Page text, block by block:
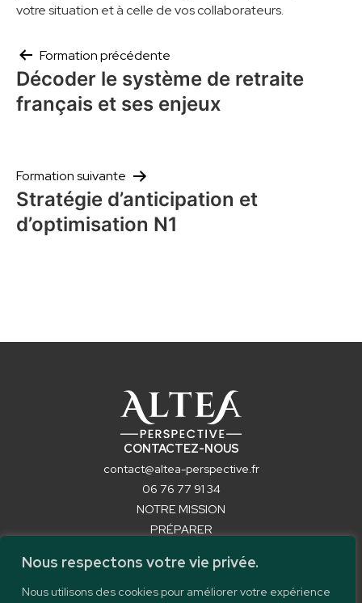
Nous respectons votre vie privée.
Nous utilisons des cookies pour améliorer votre expérience
votre situation et à celle de vos collaborateurs.
Navigation
de
l’article
Formation précédente
Décoder le système de retraite
français et ses enjeux
Formation suivante
Stratégie d’anticipation et
d’optimisation N1
CONTACTEZ-NOUS
contact@altea-perspective.fr
06 76 77 91 34
NOTRE MISSION
PRÉPARER
OBTENIR VOTRE RÉVERSION
FORMATIONS